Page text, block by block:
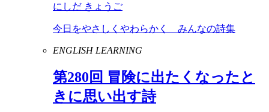
にしだ きょうご
今日をやさしくやわらかく みんなの詩集
ENGLISH LEARNING
第280回 冒険に出たくなったと
きに思い出す詩